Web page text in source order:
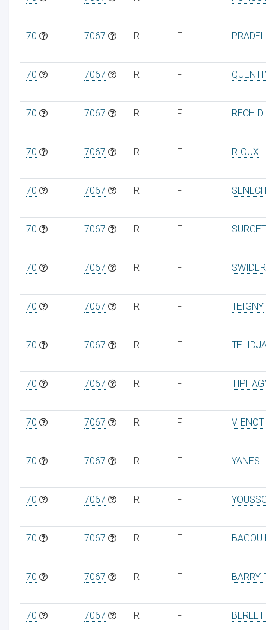
70 7067 R F PRADEL
70 7067 R F
70 7067 R F RECHIDI
70 7067 R F RIOUX
70 7067 R F
70 7067 R F
70 7067 R F
70 7067 R F TEIGNY
70 7067 R F
70 7067 R F
70 7067 R F
70 7067 R F YANES
70 7067 R F
70 7067 R F BAGOU
70 7067 R F BARRY
70 7067 R F